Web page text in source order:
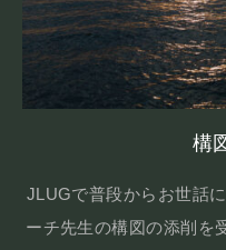
構
JLUGで普段からお世話
ーチ先生の構図の添削を